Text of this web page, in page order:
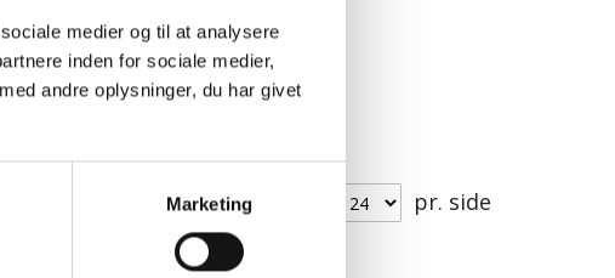
medier og til at analysere
inden for sociale medier,
andre oplysninger, du har givet
Marketing pr. side